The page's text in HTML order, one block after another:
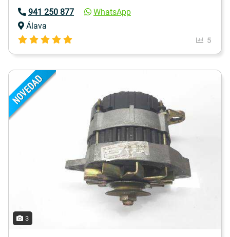
941 250 877
WhatsApp
Álava
5
3